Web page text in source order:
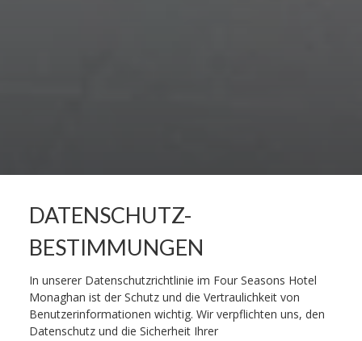
DATENSCHUTZ-
BESTIMMUNGEN
In unserer Datenschutzrichtlinie im Four Seasons Hotel
Monaghan ist der Schutz und die Vertraulichkeit von
Benutzerinformationen wichtig. Wir verpflichten uns, den
Datenschutz und die Sicherheit Ihrer